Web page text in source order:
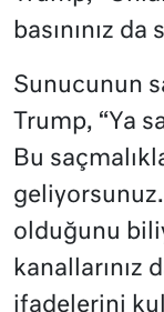
basınınız
Sunucunun
Trump, “Ya
Bu
olduğunu
kanallarınız
ifadelerini